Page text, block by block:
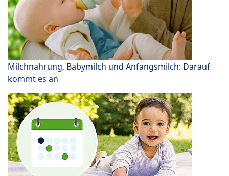
Milchnahrung, Babymilch und Anfangsmilch: Darauf
kommt es an